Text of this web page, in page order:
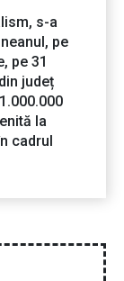
s-a
pe
pe 31
județ
la
cadrul